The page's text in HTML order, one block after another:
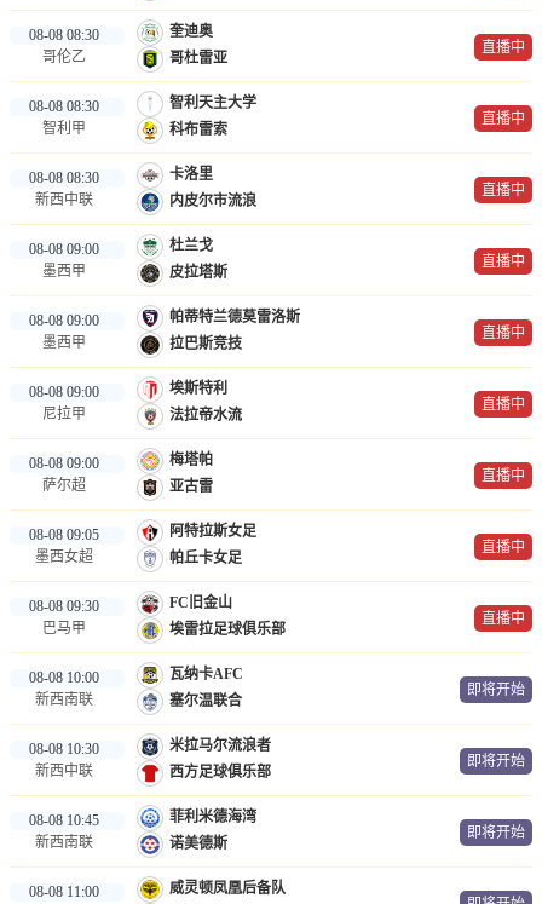
08-08 08:30
哥伦乙
奎迪奥
哥杜雷亚
直播中
08-08 08:30
智利甲
智利天主大学
科布雷索
直播中
08-08 08:30
新西中联
卡洛里
内皮尔市流浪
直播中
08-08 09:00
墨西甲
杜兰戈
皮拉塔斯
直播中
08-08 09:00
墨西甲
帕蒂特兰德莫雷洛斯
拉巴斯竞技
直播中
08-08 09:00
尼拉甲
埃斯特利
法拉帝水流
直播中
08-08 09:00
萨尔超
梅塔帕
亚古雷
直播中
08-08 09:05
墨西女超
阿特拉斯女足
帕丘卡女足
直播中
08-08 09:30
巴马甲
FC旧金山
埃雷拉足球俱乐部
直播中
08-08 10:00
新西南联
瓦纳卡AFC
塞尔温联合
即将开始
08-08 10:30
新西中联
米拉马尔流浪者
西方足球俱乐部
即将开始
08-08 10:45
新西南联
菲利米德海湾
诺美德斯
即将开始
08-08 11:00
威灵顿凤凰后备队